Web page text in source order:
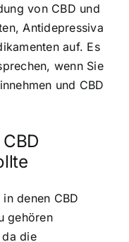
von CBD und
Antidepressiva
auf. Es
wenn Sie
und CBD
denen CBD
gehören
da die